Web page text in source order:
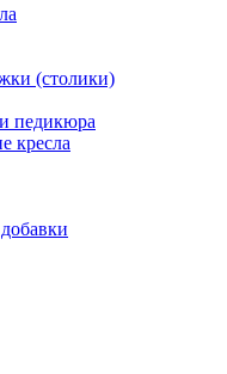
(столики)
педикюра
кресла